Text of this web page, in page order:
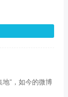
”，如今的微博